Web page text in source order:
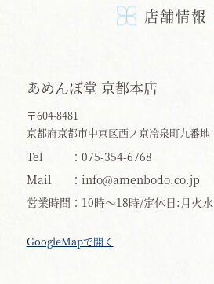
店舗情報
あめんぼ堂 京都本店
〒604-8481
京都府京都市中京区西ノ京冷泉町九番地
Tel
075-354-6768
Mail
info@amenbodo.co.jp
営業時間
10時〜18時/定休日:月火水
GoogleMapで開く